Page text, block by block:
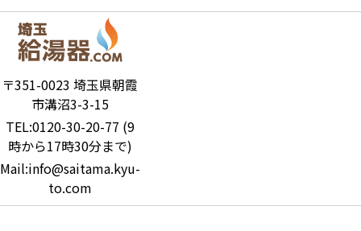
〒351-0023 埼玉県朝霞
市溝沼3-3-15
TEL:0120-30-20-77 (9
時から17時30分まで)
Mail:info@saitama.kyu-
to.com